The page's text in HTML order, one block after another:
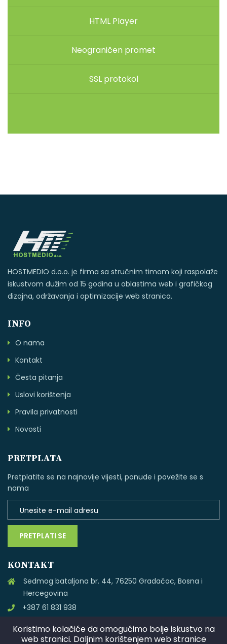
HTML Player
Neograničen promet
SSL protokol
HOSTMEDIO d.o.o. je firma sa stručnim timom koji raspolaže
iskustvom dužim od 15 godina u oblastima web i grafičkog
dizajna, održavanja i optimizacije web stranica.
INFO
O nama
Kontakt
Česta pitanja
Uslovi korištenja
Pravila privatnosti
Novosti
PRETPLATA
Pretplatite se na najnovije vijesti, ponude i povežite se s
nama
PRETPLATI SE
KONTAKT
Sedmog bataljona br. 44, 76250 Gradačac, Bosna i
Hercegovina
+387 61 831 938
Koristimo kolačiće da omogućimo bolje iskustvo na
web stranici. Daljnim korištenjem web stranice